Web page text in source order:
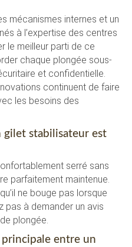
mécanismes internes et un
à l’expertise des centres
le meilleur parti de ce
chaque plongée sous-
et confidentielle.
continuent de faire
les besoins des
gilet stabilisateur est
serré sans
parfaitement maintenue.
ne bouge pas lorsque
pas à demander un avis
plongée.
entre un